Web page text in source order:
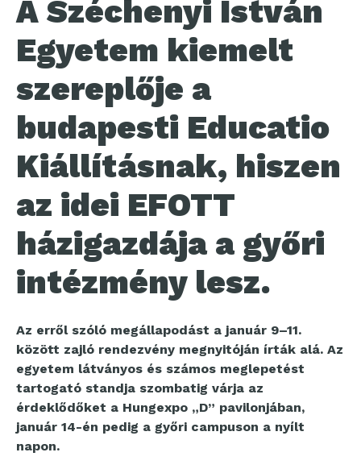
A Széchenyi István
Egyetem kiemelt
szereplője a
budapesti Educatio
Kiállításnak, hiszen
az idei EFOTT
házigazdája a győri
intézmény lesz.
Az erről szóló megállapodást a január 9–11.
között zajló rendezvény megnyitóján írták alá. Az
egyetem látványos és számos meglepetést
tartogató standja szombatig várja az
érdeklődőket a Hungexpo „D” pavilonjában,
január 14-én pedig a győri campuson a nyílt
napon.